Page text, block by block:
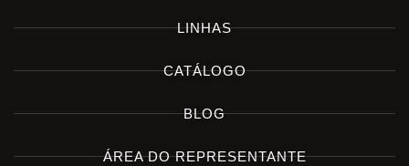
LINHAS
CATÁLOGO
BLOG
ÁREA DO REPRESENTANTE